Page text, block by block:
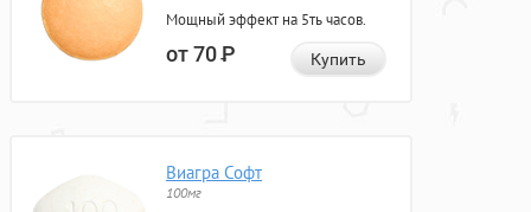
Мощный эффект на 5ть часов.
от 70Р Купить
Виагра Софт
100мг